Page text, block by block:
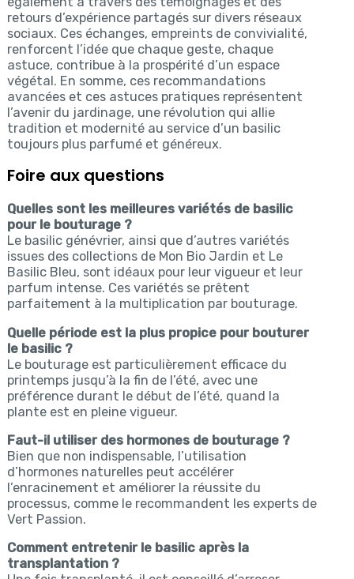
retours d’expérience partagés sur divers réseaux
sociaux. Ces échanges, empreints de convivialité,
renforcent l’idée que chaque geste, chaque
astuce, contribue à la prospérité d’un espace
végétal. En somme, ces recommandations
avancées et ces astuces pratiques représentent
l’avenir du jardinage, une révolution qui allie
tradition et modernité au service d’un basilic
toujours plus parfumé et généreux.
Foire aux questions
Quelles sont les meilleures variétés de basilic
pour le bouturage ?
Le basilic génévrier, ainsi que d’autres variétés
issues des collections de Mon Bio Jardin et Le
Basilic Bleu, sont idéaux pour leur vigueur et leur
parfum intense. Ces variétés se prêtent
parfaitement à la multiplication par bouturage.
Quelle période est la plus propice pour bouturer
le basilic ?
Le bouturage est particulièrement efficace du
printemps jusqu’à la fin de l’été, avec une
préférence durant le début de l’été, quand la
plante est en pleine vigueur.
Faut-il utiliser des hormones de bouturage ?
Bien que non indispensable, l’utilisation
d’hormones naturelles peut accélérer
l’enracinement et améliorer la réussite du
processus, comme le recommandent les experts de
Vert Passion.
Comment entretenir le basilic après la
transplantation ?